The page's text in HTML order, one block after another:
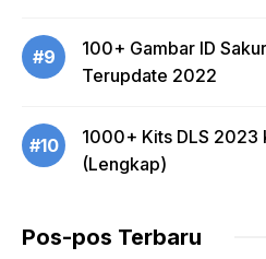
#9
100+ Gambar ID
Terupdate 2022
#10
1000+ Kits DLS 2023
(Lengkap)
Pos-pos Terbaru